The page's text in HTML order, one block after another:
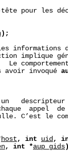
tête pour les
);
informations
implique
Le
avoir invoqué
appel
C’est le
host , int uid ,
, int *aup_gids